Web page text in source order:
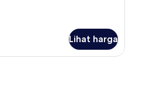
Lihat harga